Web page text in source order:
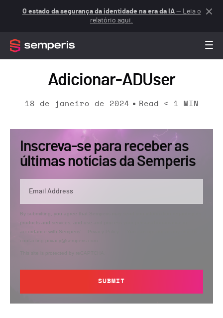
O estado da segurança da identidade na era da IA— Leia o
relatório aqui.
Adicionar-ADUser
18 de janeiro de 2024 Read < 1 MIN
Inscreva-se para receber as
últimas notícias da Semperis
By submitting, you agree that Semperis may send you information regarding its
products and services, and use and process your personal information in
accordance with Semperis’
contacting privacy@semperis.com.
This site is protected by reCAPTCHA.
SUBMIT